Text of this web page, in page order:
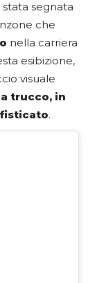
segnata
che
nella carriera
esibizione,
visuale
trucco, in
.